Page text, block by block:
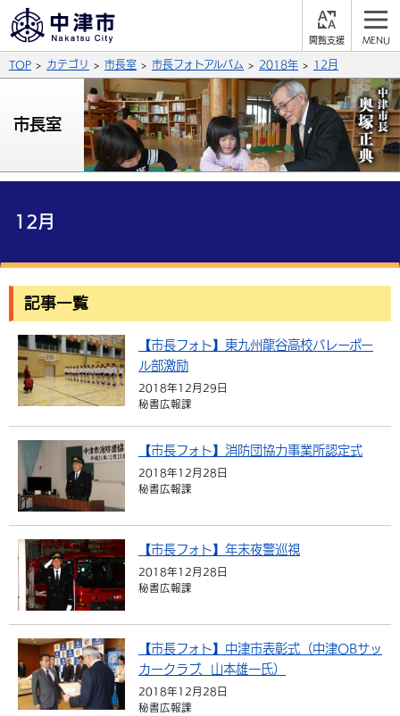
支
ふりがなをつける
背景色
青
文字の大きさ
拡大 標準 縮小
言語を選択
英語（English）
組織案内
サイト内検索
くらしの情報
届出・登録・証明
福祉・介護 健康・予防
税金 住宅・インフラ
選挙 外国人の方向け情報
事業者の方へ
入札・契約 産業・雇用
農林水産業 税金
子育て・教育
施設情報 子どもを預ける
手当・助成 健康・医療
相談・支援・情報 計画・施策
観光・移住
観光なび スポットを探す
遊ぶ・体験する
買う・おみやげ
移住・定住
市政情報
中津市について
地方創生・地域活性化
行政・計画
TOP カテゴリ 市長室 市長フォトアルバム 2018年 12月
市長室
12月
記事一覧
【市長フォト】東九州龍谷高校バレーボー
ル部激励
2018年12月29日
秘書広報課
【市長フォト】消防団協力事業所認定式
2018年12月28日
秘書広報課
【市長フォト】年末夜警巡視
2018年12月28日
秘書広報課
【市長フォト】中津市表彰式（中津OBサッ
カークラブ、山本雄一氏）
2018年12月28日
秘書広報課